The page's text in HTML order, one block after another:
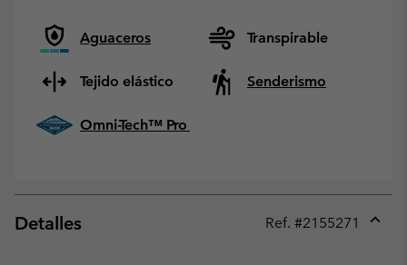
Aguaceros Transpirable
Tejido elástico Senderismo
Omni-Tech™ Pro
Detalles Ref. #2155271